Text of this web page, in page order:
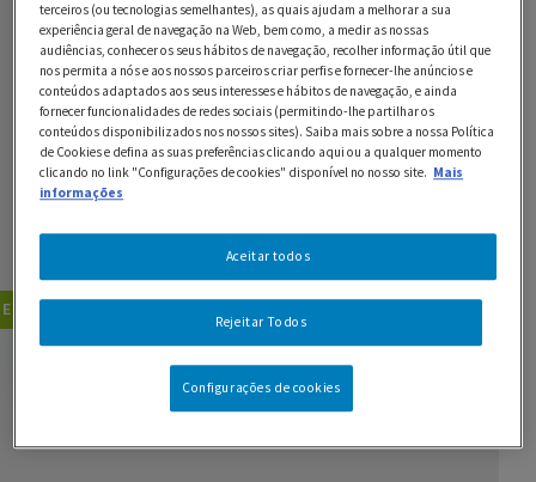
2 chuchus descascados e partidos em cubos
1 kg de cenouras descascadas e partidas às rodelas
1 cubo de MAGGI Caldo de Galinha
sal q.b.
GUARDAR RECEITA
Entradas
terceiros (ou tecnologias semelhantes), as quais ajudam a melhorar a sua
experiência geral de navegação na Web, bem como, a medir as nossas
audiências, conhecer os seus hábitos de navegação, recolher informação útil que
nos permita a nós e aos nossos parceiros criar perfis e fornecer-lhe anúncios e
conteúdos adaptados aos seus interesses e hábitos de navegação, e ainda
fornecer funcionalidades de redes sociais (permitindo-lhe partilhar os
conteúdos disponibilizados nos nossos sites). Saiba mais sobre a nossa Política
de Cookies e defina as suas preferências clicando aqui ou a qualquer momento
clicando no link "Configurações de cookies" disponível no nosso site. Mais
informações
Rejeitar Todos
Aceitar todos
Configurações de cookies